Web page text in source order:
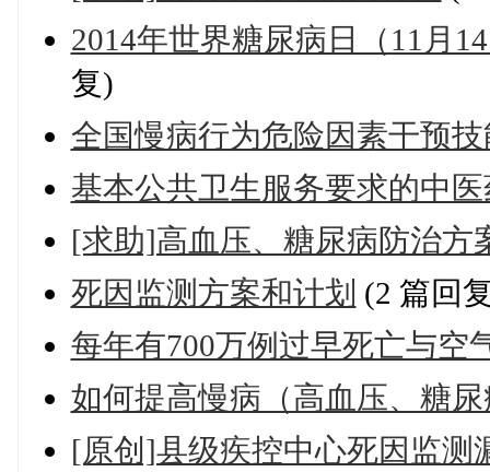
2014年世界糖尿病日（11月
复)
全国慢病行为危险因素干预
基本公共卫生服务要求的中
[求助]高血压、糖尿病防治方
死因监测方案和计划 (2 篇回
每年有700万例过早死亡与空
如何提高慢病（高血压、糖
[原创]县级疾控中心死因监测